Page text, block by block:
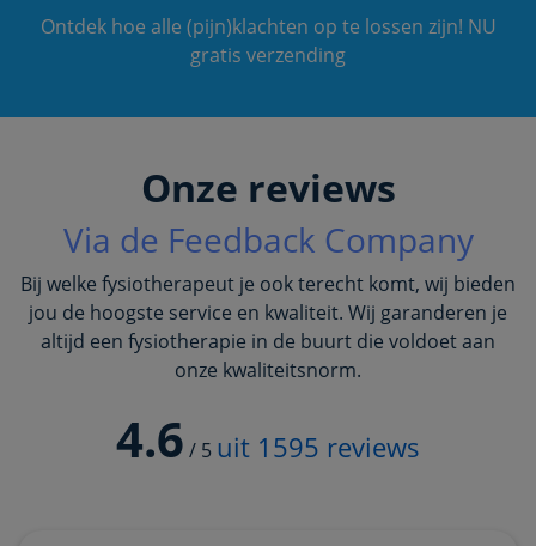
Ontdek hoe alle (pijn)klachten op te lossen zijn! NU
gratis verzending
Onze reviews
Via de Feedback Company
Bij welke fysiotherapeut je ook terecht komt, wij bieden
jou de hoogste service en kwaliteit. Wij garanderen je
altijd een fysiotherapie in de buurt die voldoet aan
onze kwaliteitsnorm.
4.6 / 5 uit 1595 reviews